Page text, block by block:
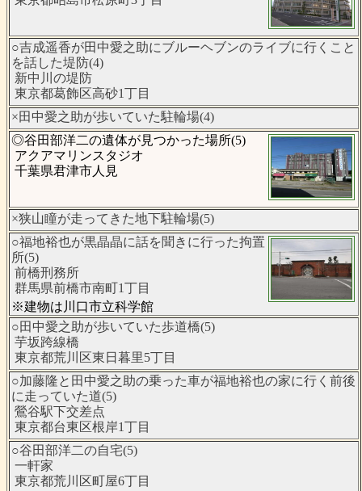
○吉成遥香が田中愛之助にブルーヘブンのライブに行くこと
を話した堤防(4)
新中川の堤防
東京都葛飾区高砂1丁目
×田中愛之助が歩いていた駐輪場(4)
◎谷田部洋二の遺体が見つかった場所(5)
アクアマリンスタジオ
千葉県君津市人見
×狭山瞳が走ってきた地下駐輪場(5)
○福地裕也が黒晶晶に話を聞きに行った拘置
所(5)
前橋刑務所
群馬県前橋市南町1丁目
※建物は川口市立科学館
○田中愛之助が歩いていた歩道橋(5)
芋坂跨線橋
東京都荒川区東日暮里5丁目
○加藤隆と田中愛之助の乗った車が福地裕也の家に行く前後
に走っていた道(5)
鶯谷駅下交差点
東京都台東区根岸1丁目
○谷田部洋二の自宅(5)
一軒家
東京都荒川区町屋6丁目